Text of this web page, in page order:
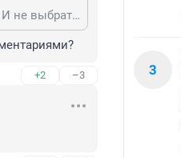
Живет, бедняга, в Нью-Йорке, мучается, березки на Манхэттене ищет. И не выбраться ей теперь оттуда никак, а ведь наверняка изо всех старается
+2 –3 3